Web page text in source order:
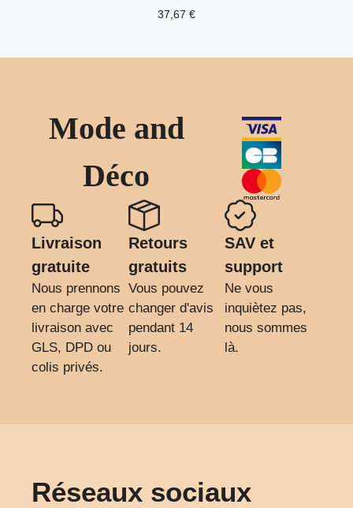
37,67 €
Mode and
Déco
Livraison
gratuite
Nous prennons
en charge votre
livraison avec
GLS, DPD ou
colis privés.
Retours
gratuits
Vous pouvez
changer d'avis
pendant 14
jours.
SAV et
support
Ne vous
inquiètez pas,
nous sommes
là.
Réseaux sociaux